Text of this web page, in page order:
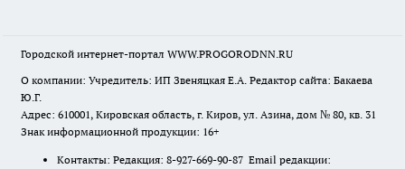
Городской интернет-портал WWW.PROGORODNN.RU
О компании: Учредитель: ИП Звеняцкая Е.А. Редактор сайта: Бакаева
Ю.Г.
Адрес: 610001, Кировская область, г. Киров, ул. Азина, дом № 80, кв. 31
Знак информационной продукции: 16+
Контакты: Редакция: 8-927-669-90-87 Email редакции: